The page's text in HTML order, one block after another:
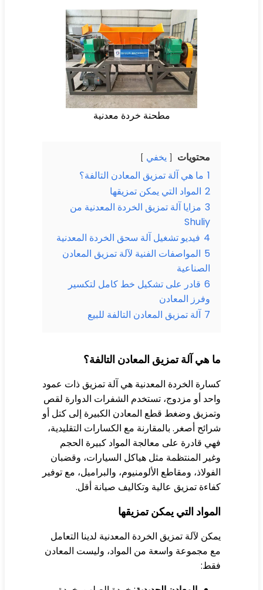
مطحنة خردة معدنية
يخفي
ما هي آلة تمزيق المعادن التالفة؟
المواد التي يمكن تمزيقها
مزايا آلة تمزيق الخردة المعدنية من
فيديو تشغيل آلة سحق الخردة المعدنية
المواصفات الفنية لآلة تمزيق المعادن
قادر على تشكيل خط كامل لتكسير
وفرز المعادن
آلة تمزيق المعادن التالفة للبيع
هي آلة تمزيق المعادن التالفة؟
الخردة المعدنية هي آلة تمزيق ذات عمود
أو مزدوج، تستخدم الشفرات الدوارة لقص
وضغط قطع المعادن الكبيرة إلى كتل أو
أصغر. بالمقارنة مع الكسارات التقليدية،
قادرة على معالجة المواد كبيرة الحجم
المنتظمة مثل هياكل السيارات، وقضبان
ومقاطع الألومنيوم، والبراميل، مع توفير
تمزيق عالية وتكاليف صيانة أقل.
التي يمكن تمزيقها
لآلة تمزيق الخردة المعدنية لدينا التعامل
مجموعة واسعة من المواد، وليست المعادن